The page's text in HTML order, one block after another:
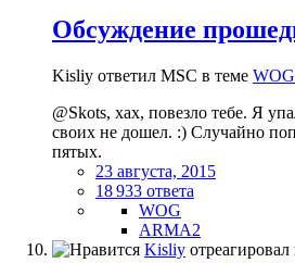
Обсуждение
Kisliy ответил MSC в теме
@Skots, хах, повезло тебе. Я
своих не дошел. :) Случайно
пятых.
23 августа, 2015
18 933 ответа
WOG
ARMA2
Kisliy